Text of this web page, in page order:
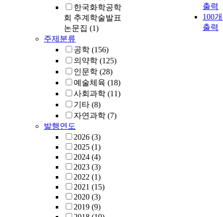
한국화학공학
회 추계학술발표
논문집 (1)
주제분류
공학 (156)
의약학 (125)
인문학 (28)
예술체육 (18)
사회과학 (11)
기타 (8)
자연과학 (7)
발행연도
2026 (3)
2025 (1)
2024 (4)
2023 (3)
2022 (1)
2021 (15)
2020 (3)
2019 (9)
Conclusion:
treatment of
patients with
출력
100
출력